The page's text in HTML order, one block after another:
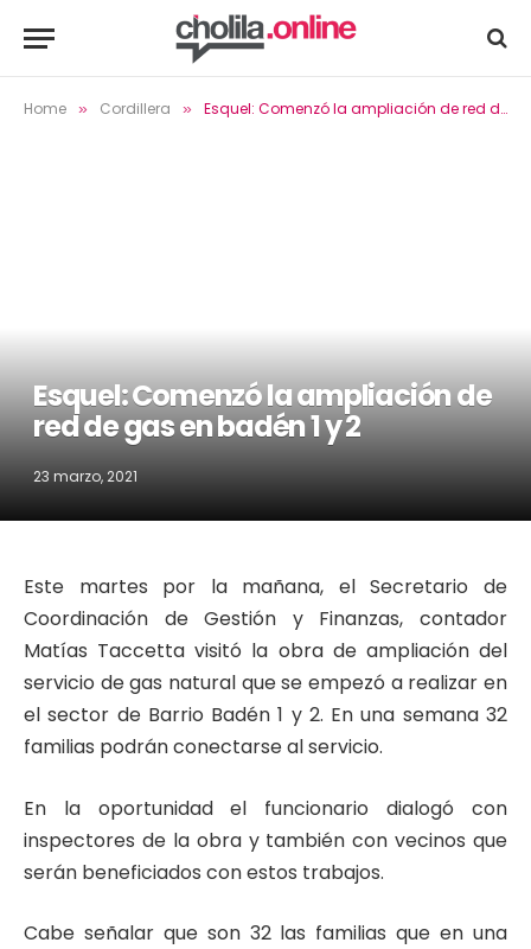
Home » Cordillera » Esquel: Comenzó la ampliación de red de gas en badén 1 y 2
Esquel: Comenzó la ampliación de
red de gas en badén 1 y 2
23 marzo, 2021
Este martes por la mañana, el Secretario de
Coordinación de Gestión y Finanzas, contador
Matías Taccetta visitó la obra de ampliación del
servicio de gas natural que se empezó a realizar en
el sector de Barrio Badén 1 y 2. En una semana 32
familias podrán conectarse al servicio.
En la oportunidad el funcionario dialogó con
inspectores de la obra y también con vecinos que
serán beneficiados con estos trabajos.
Cabe señalar que son 32 las familias que en una